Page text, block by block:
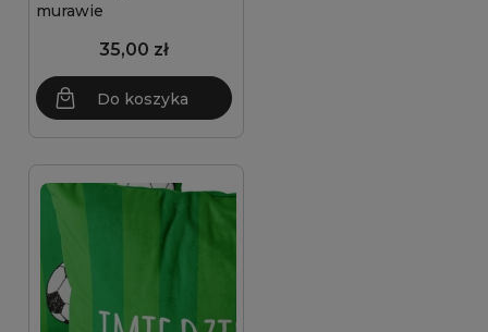
murawie
35,00 zł
Do koszyka